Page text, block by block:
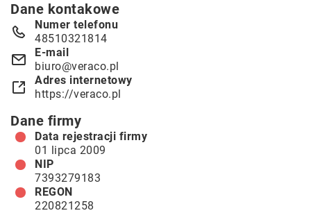
Dane kontakowe
Numer telefonu
48510321814
E-mail
biuro@veraco.pl
Adres internetowy
https://veraco.pl
Dane firmy
Data rejestracji firmy
01 lipca 2009
NIP
7393279183
REGON
220821258